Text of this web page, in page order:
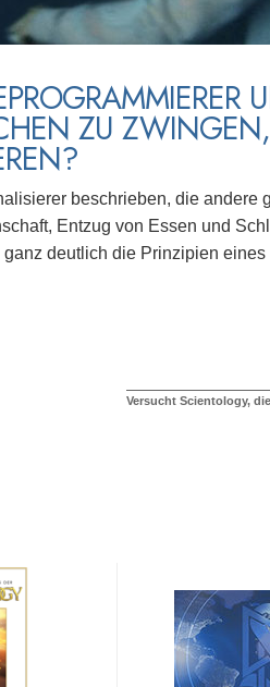
ZU
beschrieben, die andere
Entzug von Essen und
deutlich die Prinzipien
Versucht Scientology,